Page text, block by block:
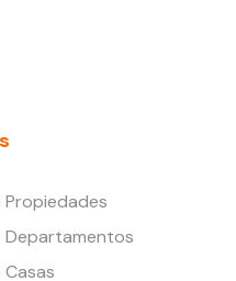
Departamentos